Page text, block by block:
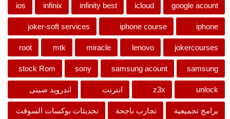
google acount
icloud
infinity best
infinix
ios
iphone
iphone course
joker-soft services
jokercourses
lenovo
miracle
mtk
root
samsung
samsung acount
sony
stock Rom
unlock
z3x انترنت اندرويد صينى
برامج تجميعية تجارب ناجحة تحديثات بوكسات السوفت